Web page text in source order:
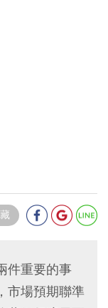
件重要的事
市場預期聯準